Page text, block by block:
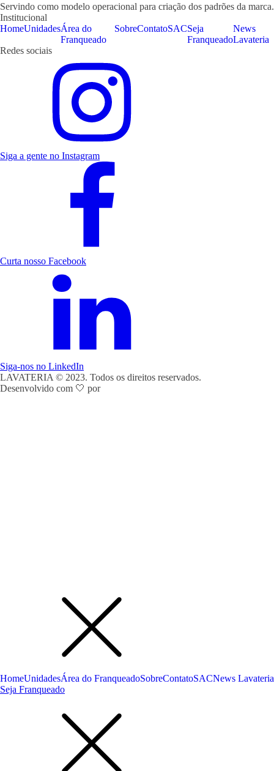
Servindo como modelo operacional para criação dos padrões da marca.
Institucional
HomeUnidadesÁrea do
Franqueado
SobreContatoSACSeja
Franqueado
News
Lavateria
Redes sociais
Siga a gente no Instagram
Curta nosso Facebook
Siga-nos no LinkedIn
LAVATERIA © 2023. Todos os direitos reservados.
Desenvolvido com 🤍 por
HomeUnidadesÁrea do FranqueadoSobreContatoSACNews Lavateria
Seja Franqueado